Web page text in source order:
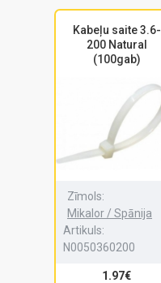
Kabeļu saite 3.6-
200 Natural
(100gab)
Zīmols:
Mikalor / Spānija
Artikuls:
N0050360200
1.97€